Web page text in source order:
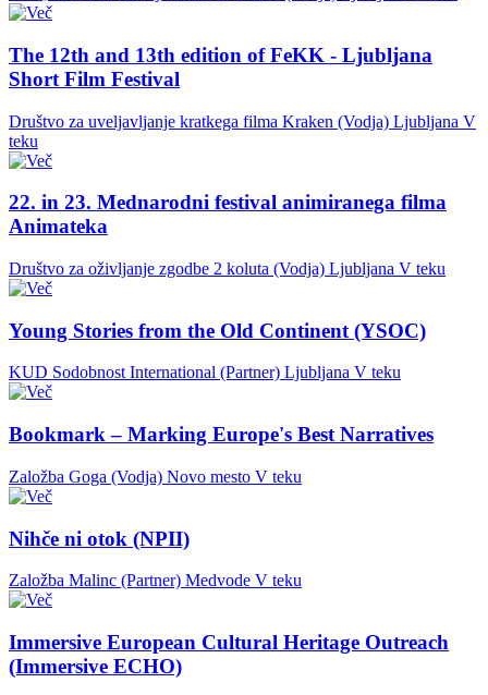
The 12th and 13th edition of FeKK - Ljubljana
Short Film Festival
Društvo za uveljavljanje kratkega filma Kraken (Vodja) Ljubljana V
teku
22. in 23. Mednarodni festival animiranega filma
Animateka
Društvo za oživljanje zgodbe 2 koluta (Vodja) Ljubljana V teku
Young Stories from the Old Continent (YSOC)
KUD Sodobnost International (Partner) Ljubljana V teku
Bookmark – Marking Europe's Best Narratives
Založba Goga (Vodja) Novo mesto V teku
Nihče ni otok (NPII)
Založba Malinc (Partner) Medvode V teku
Immersive European Cultural Heritage Outreach
(Immersive ECHO)